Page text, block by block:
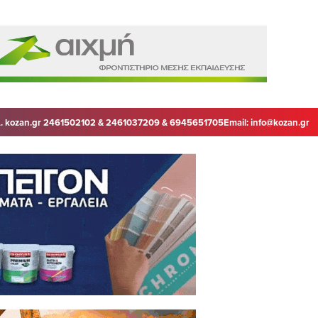
kozan.gr 2461502102 & 2461037209 & 6945651705Email:info@kozan.gr